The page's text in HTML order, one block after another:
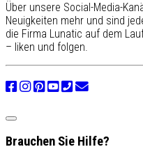
Über unsere Social-Media-
Neuigkeiten mehr und sind
die Firma Lunatic auf dem
– liken und folgen.
Brauchen Sie Hilfe?